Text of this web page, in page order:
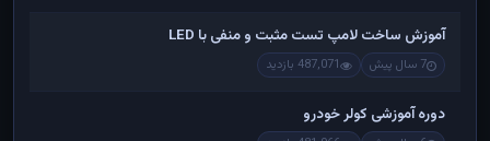
آموزش ساخت لامپ تست مثبت و منفی با LED
7 سال پیش 487,071 بازدید
دوره آموزشی کولر خودرو